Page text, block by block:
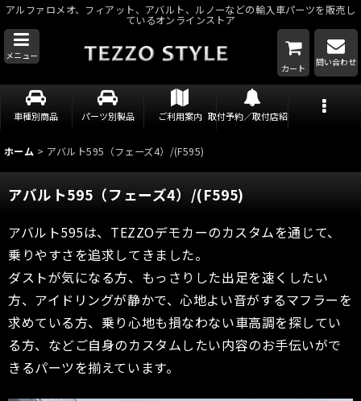
アルファロメオ、フィアット、アバルト、ルノーなどの輸入車パーツを販売し
ているオンラインストア
メニュー
カート
問い合わせ
車種別商品 パーツ別製品 ご利用案内 取付予約／取付店紹介
ホーム > アバルト595（フェーズ4）/(F595)
アバルト595（フェーズ4）/(F595)
アバルト595は、TEZZOデモカーのカスタムを通じて、
乗りやすさを追求してきました。
ダストが気になる方、もっさりした出足を速くしたい
方、アイドリングが静かで、心地よい音がするマフラーを
求めている方、乗り心地も損なわない車高調を探してい
る方、などご自身のカスタムしたい内容のお手伝いがで
きるパーツを揃えています。